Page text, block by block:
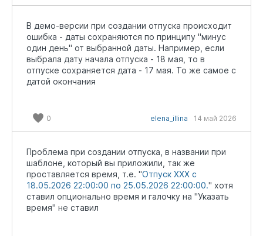
В демо-версии при создании отпуска происходит
ошибка - даты сохраняются по принципу "минус
один день" от выбранной даты. Например, если
выбрала дату начала отпуска - 18 мая, то в
отпуске сохраняется дата - 17 мая. То же самое с
датой окончания
0 elena_illina 14 май 2026
Проблема при создании отпуска, в названии при
шаблоне, который вы приложили, так же
проставляется время, т.е. "Отпуск XXX с
18.05.2026 22:00:00 по 25.05.2026 22:00:00." хотя
ставил опционально время и галочку на "Указать
время" не ставил